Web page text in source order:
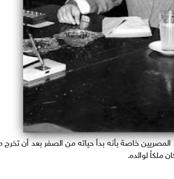
المصريين خاصة بأنه بدأ حياته من الصفر بعد أن
لوالده.